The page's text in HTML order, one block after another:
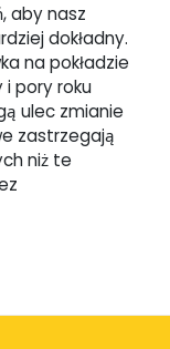
aby nasz
dokładny.
na pokładzie
i pory roku
ulec zmianie
zastrzegają
niż te